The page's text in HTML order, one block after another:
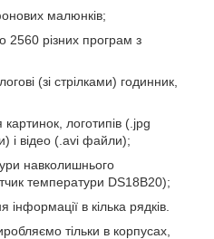
малюнків;
2560 різних програм з
(зі стрілками) годинник,
логотипів (.jpg
і відео (.avi файли);
навколишнього
температури DS18B20);
в кілька рядків.
тільки в корпусах,